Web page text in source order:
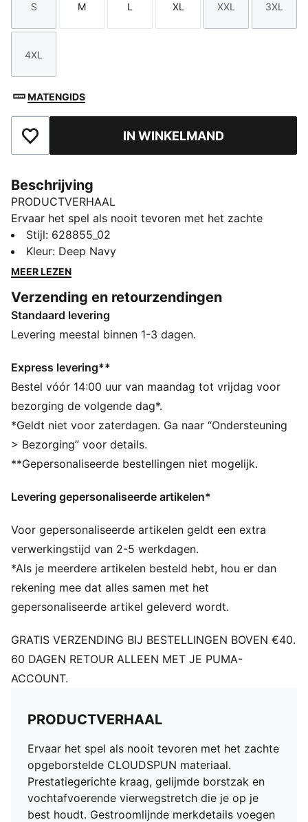
Maat
S
Maat
M
Maat
L
Maat
XL
Maat
XXL
Maat
3XL
Maat
4XL
MATENGIDS
Toegevoegd aan favorietenIN WINKELMAND
Beschrijving
PRODUCTVERHAAL
Ervaar het spel als nooit tevoren met het zachte
opgeborstelde CLOUDSPUN materiaal.
Prestatiegerichte kraag, gelijmde borstzak en
vochtafvoerende vierwegstretch die je op je best
klasse toe.
ALLE INS EN OUTS
dryCELL: prestatietechnologie ontworpen om vocht
vrij te houden van zweet
CLOUDSPUN: deze stof is speciaal samengesteld van
een mix van hoogwaardig poly/spandex en voldoet
aan de hoogste prestatienormen, terwijl het toch
aanvoelt als ultrazacht katoen
Gemaakt met minstens 50% gerecyclede materialen.
DETAILS
Hoofdmateriaal 2: Interlock
Kraag
Kwartrits
Lange mouwen
PUMA-merkdetails
Stijl: 628855_02
Kleur: Deep Navy
MEER LEZEN
Verzending en retourzendingen
Standaard levering
Levering meestal binnen 1-3 dagen.
Express levering**
Bestel vóór 14:00 uur van maandag tot vrijdag voor
bezorging de volgende dag*.
*Geldt niet voor zaterdagen. Ga naar “Ondersteuning
> Bezorging” voor details.
**Gepersonaliseerde bestellingen niet mogelijk.
Levering gepersonaliseerde artikelen*
Voor gepersonaliseerde artikelen geldt een extra
verwerkingstijd van 2-5 werkdagen.
*Als je meerdere artikelen besteld hebt, hou er dan
rekening mee dat alles samen met het
gepersonaliseerde artikel geleverd wordt.
GRATIS VERZENDING BIJ BESTELLINGEN BOVEN €40.
60 DAGEN RETOUR ALLEEN MET JE PUMA-
ACCOUNT.
PRODUCTVERHAAL
Ervaar het spel als nooit tevoren met het zachte
opgeborstelde CLOUDSPUN materiaal.
Prestatiegerichte kraag, gelijmde borstzak en
vochtafvoerende vierwegstretch die je op je
best houdt. Gestroomlijnde merkdetails voegen